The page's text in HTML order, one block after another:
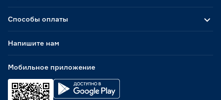
Способы оплаты
Мобильное приложение
Напишите нам